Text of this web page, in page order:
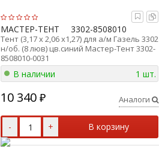
МАСТЕР-ТЕНТ 3302-8508010
Тент (3,17 х 2,06 х1,27) для а/м Газель 3302
н/об. (8 люв) цв.синий Мастер-Тент 3302-
8508010-0031
В наличии 1 шт.
10 340 ₽ Аналоги
- + В корзину